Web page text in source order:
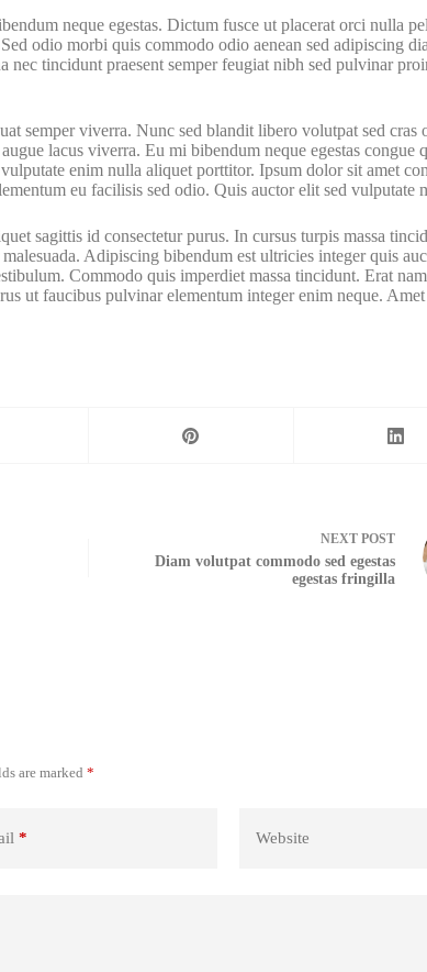
neque egestas. Dictum fusce ut placerat orci nulla
odio morbi quis commodo odio aenean sed adipiscing
tincidunt praesent semper feugiat nibh sed pulvinar
semper viverra. Nunc sed blandit libero volutpat sed
lacus viverra. Eu mi bibendum neque egestas congue
enim nulla aliquet porttitor. Ipsum dolor sit amet
eu facilisis sed odio. Quis auctor elit sed vulputate
sagittis id consectetur purus. In cursus turpis massa
Adipiscing bibendum est ultricies integer quis
Commodo quis imperdiet massa tincidunt. Erat
ut faucibus pulvinar elementum integer enim neque.
NEXT POST
Diam volutpat commodo sed egestas
egestas fringilla
are marked *
* Website